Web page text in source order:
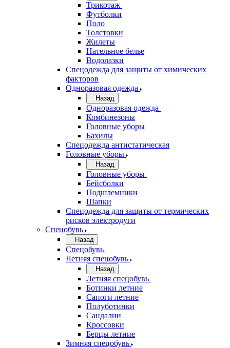
Трикотаж
Футболки
Поло
Толстовки
Жилеты
Нательное белье
Водолазки
Спецодежда для защиты от химических
факторов
Одноразовая одежда
Назад
Одноразовая одежда
Комбинезоны
Головные уборы
Бахилы
Спецодежда антистатическая
Головные уборы
Назад
Головные уборы
Бейсболки
Подшлемники
Шапки
Спецодежда для защиты от термических
рисков электродуги
Спецобувь
Назад
Спецобувь
Летняя спецобувь
Назад
Летняя спецобувь
Ботинки летние
Сапоги летние
Полуботинки
Сандалии
Кроссовки
Берцы летние
Зимняя спецобувь